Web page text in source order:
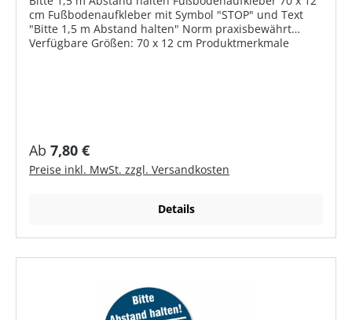
cm Fußbodenaufkleber mit Symbol "STOP" und Text
"Bitte 1,5 m Abstand halten" Norm praxisbewährt
Verfügbare Größen: 70 x 12 cm Produktmerkmale
Leicht zu verkleben Wiederablösbar durch
semipermanenten Kleber
Regulärer Preis:
Ab 7,80 €
Preise inkl. MwSt. zzgl. Versandkosten
Details